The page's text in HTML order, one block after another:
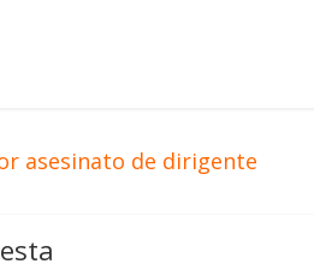
asesinato de dirigente